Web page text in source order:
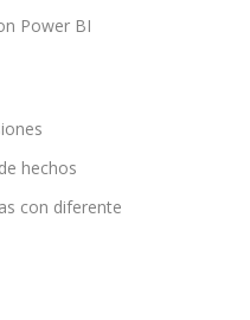
Power BI
hechos
con diferente